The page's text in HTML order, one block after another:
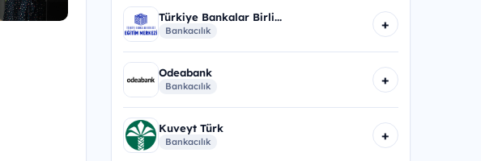
Türkiye Bankalar Birli...
Bankacılık +
Odeabank
Bankacılık +
Kuveyt Türk
Bankacılık +